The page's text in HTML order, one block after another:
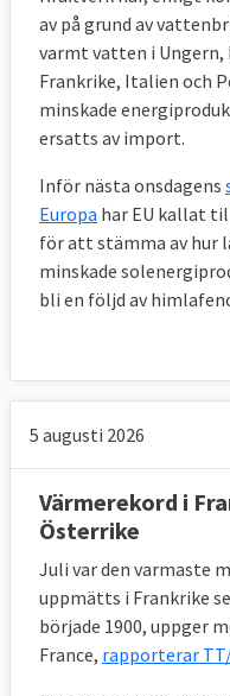
av på grund av
varmt vatten i Ungern,
Frankrike, Italien och
minskade
ersatts av import.
Inför nästa onsdagens
Europa har EU kallat
för att stämma av hur
minskade
bli en följd av
5 augusti 2026
Värmerekord i
Österrike
Juli var den varmaste
uppmätts i Frankrike
började 1900, uppger
France, rapporterar